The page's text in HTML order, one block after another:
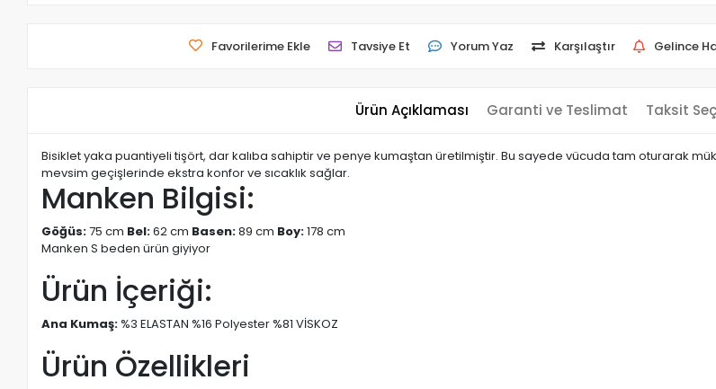
Favorilerime Ekle Tavsiye Et Yorum Yaz Karşılaştır Gelince
Ürün Açıklaması Garanti ve Teslimat Taksit
Bisiklet yaka puantiyeli tişört, dar kalıba sahiptir ve penye kumaştan üretilmiştir. Bu sayede vücuda tam oturarak
mevsim geçişlerinde ekstra konfor ve sıcaklık sağlar.
Manken Bilgisi:
Göğüs:75 cm Bel:62 cm Basen:89 cm Boy:178 cm
Manken S beden ürün giyiyor
Ürün İçeriği:
Ana Kumaş: %3 ELASTAN %16 Polyester %81 VİSKOZ
Ürün Özellikleri